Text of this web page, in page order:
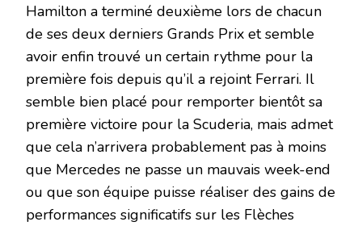
Hamilton a terminé deuxième lors de chacun
de ses deux derniers Grands Prix et semble
avoir enfin trouvé un certain rythme pour la
première fois depuis qu’il a rejoint Ferrari. Il
semble bien placé pour remporter bientôt sa
première victoire pour la Scuderia, mais admet
que cela n’arrivera probablement pas à moins
que Mercedes ne passe un mauvais week-end
ou que son équipe puisse réaliser des gains de
performances significatifs sur les Flèches